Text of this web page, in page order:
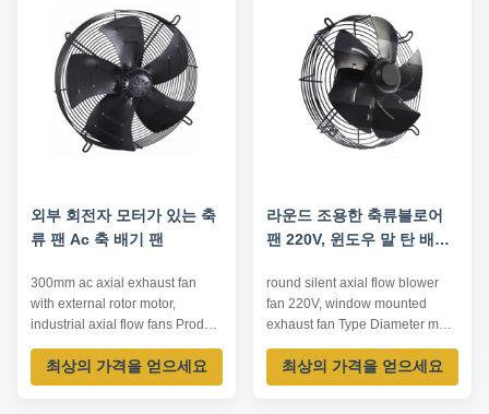
500~16000m³/h Operating
Temperature: -20℃~80℃ ...
-20℃~80℃ Driving Mode: inner
rotor motor ...
외부 회전자 모터가 있는 축
류 팬 Ac 축 배기 팬
300mm ac axial exhaust fan
with external rotor motor,
industrial axial flow fans Product
Advantage 1. compact structure
and small size Integral design of
motor makes the whole structure
최상의 가격을 얻으세요
라운드 조용한 축류블로어
팬 220V, 윈도우 말 탄 배기
round silent axial flow blower
fan 220V, window mounted
exhaust fan Type Diameter mm
Input Voltage V Input Power W
Air Volume m³/h Forward
Centrifugal Fan 120-500
최상의 가격을 얻으세요